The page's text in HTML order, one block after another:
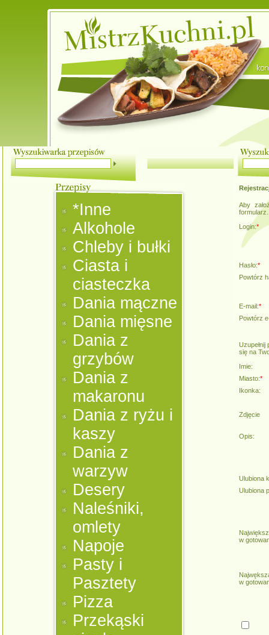
*Inne
Alkohole
Chleby i bułki
Ciasta i
ciasteczka
Dania mączne
Dania mięsne
Dania z
grzybów
Dania z
makaronu
Dania z ryżu i
kaszy
Dania z
warzyw
Desery
Naleśniki,
omlety
Napoje
Pasty i
Pasztety
Pizza
Przekąski
Aby
Login:*
Hasło:*
Powtórz
E-mail:*
Powtórz
się na
Imie:
Miasto:*
Ikonka:
Zdjęcie
Opis:
Ulubiona
Ulubiona
w
w